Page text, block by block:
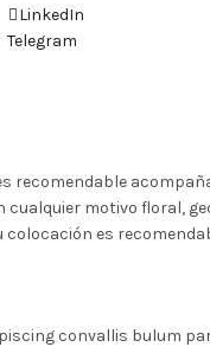
LinkedIn
Telegram
recomendable
motivo floral,
es
convallis bulum